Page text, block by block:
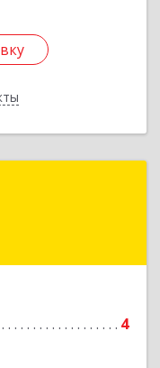
4
Пролетарская